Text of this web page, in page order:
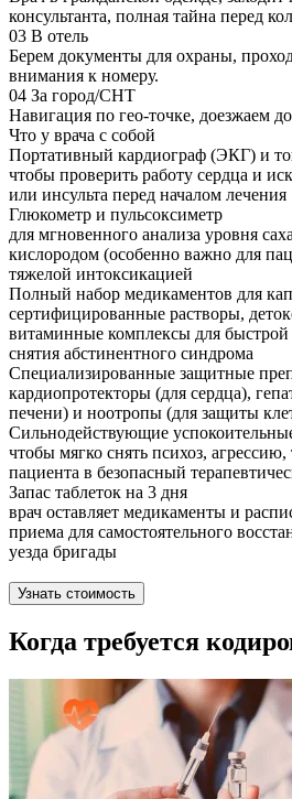
консультанта, полная тайна перед
03 В отель
Берем документы для охраны,
внимания к номеру.
04 За город/СНТ
Навигация по гео-точке, доезжаем
Что у врача с собой
Портативный кардиограф (ЭКГ) и
чтобы проверить работу сердца и
или инсульта перед началом лечения
Глюкометр и пульсоксиметр
для мгновенного анализа уровня
кислородом (особенно важно для
тяжелой интоксикацией
Полный набор медикаментов для
сертифицированные растворы,
витаминные комплексы для быстрой
снятия абстинентного синдрома
Специализированные защитные
кардиопротекторы (для сердца),
печени) и ноотропы (для защиты
Сильнодействующие
чтобы мягко снять психоз, агрессию,
пациента в безопасный
Запас таблеток на 3 дня
врач оставляет медикаменты и
приема для самостоятельного
уезда бригады
Узнать стоимость
Когда требуется